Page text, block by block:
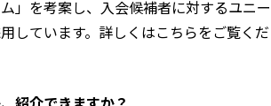
」を考案し、入会候補者に対するユニー
しています。 詳しくはこちらをご覧くだ